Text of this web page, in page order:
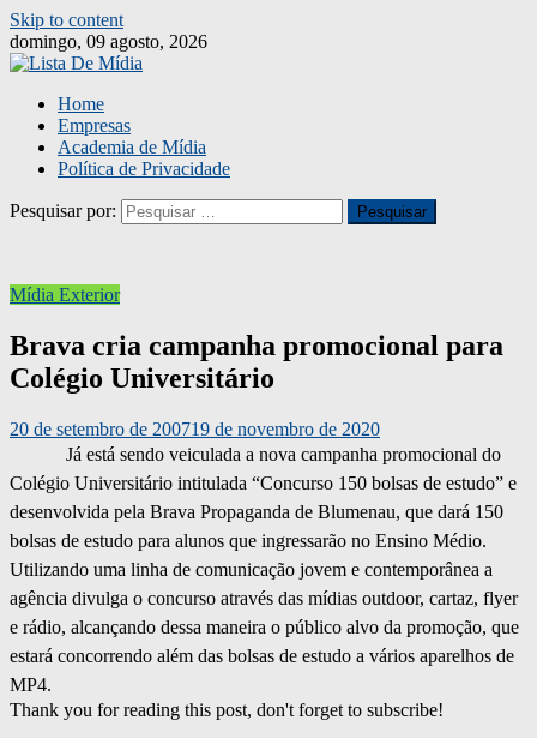
Skip to content
domingo, 09 agosto, 2026
Home
Empresas
Academia de Mídia
Política de Privacidade
Pesquisar por:
Mídia Exterior
Brava cria campanha promocional para
Colégio Universitário
20 de setembro de 200719 de novembro de 2020
Já está sendo veiculada a nova campanha promocional do
Colégio Universitário intitulada “Concurso 150 bolsas de estudo” e
desenvolvida pela Brava Propaganda de Blumenau, que dará 150
bolsas de estudo para alunos que ingressarão no Ensino Médio.
Utilizando uma linha de comunicação jovem e contemporânea a
agência divulga o concurso através das mídias outdoor, cartaz, flyer
e rádio, alcançando dessa maneira o público alvo da promoção, que
estará concorrendo além das bolsas de estudo a vários aparelhos de
MP4.
Thank you for reading this post, don't forget to subscribe!